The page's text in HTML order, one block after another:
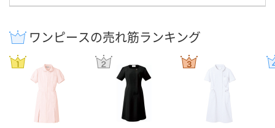
ワンピースの売れ筋ランキング